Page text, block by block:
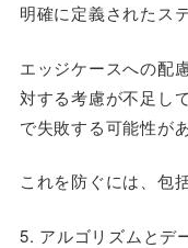
明確に定義されたス
エッジケースへの配
対する考慮が不足し
で失敗する可能性が
これを防ぐには、包
5. アルゴリズムとデ